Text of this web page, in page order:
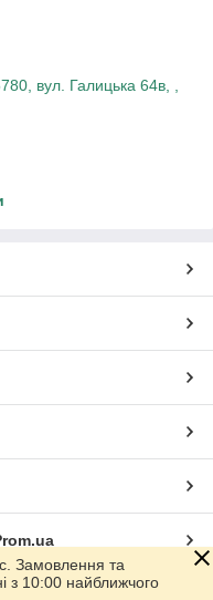
вул. Галицька 64в, ,
Замовлення та
з 10:00 найближчого